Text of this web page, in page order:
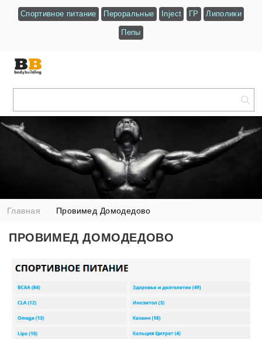
Спортивное питание Пероральные Inject ГР Липолики
Пепы
Главная Провимед Домодедово
ПРОВИМЕД ДОМОДЕДОВО